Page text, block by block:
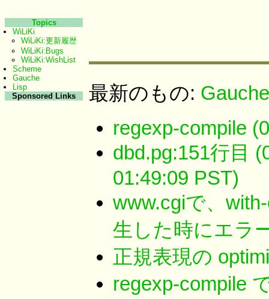
最新のもの:
regexp-compile
dbd.pg:151行目
01:49:09 PST)
www.cgiで、
生した時にエラ
正規表現の
regexp-compile
Topics
WiLiKi
WiLiKi:更新履歴
WiLiKi:Bugs
WiLiKi:WishList
Scheme
Gauche
Lisp
Sponsored Links